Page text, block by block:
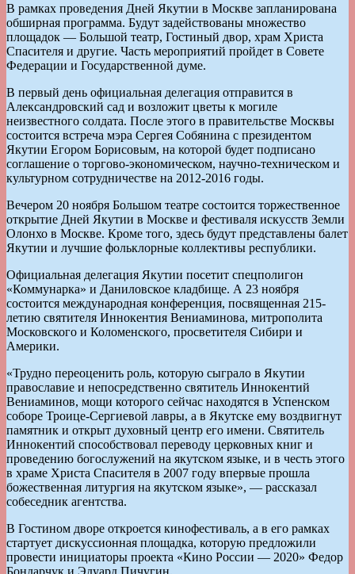
В рамках проведения Дней Якутии в Москве запланирована
обширная программа. Будут задействованы множество
площадок — Большой театр, Гостиный двор, храм Христа
Спасителя и другие. Часть мероприятий пройдет в Совете
Федерации и Государственной думе.
В первый день официальная делегация отправится в
Александровский сад и возложит цветы к могиле
неизвестного солдата. После этого в правительстве Москвы
состоится встреча мэра Сергея Собянина с президентом
Якутии Егором Борисовым, на которой будет подписано
соглашение о торгово-экономическом, научно-техническом и
культурном сотрудничестве на 2012-2016 годы.
Вечером 20 ноября Большом театре состоится торжественное
открытие Дней Якутии в Москве и фестиваля искусств Земли
Олонхо в Москве. Кроме того, здесь будут представлены балет
Якутии и лучшие фольклорные коллективы республики.
Официальная делегация Якутии посетит спецполигон
«Коммунарка» и Даниловское кладбище. А 23 ноября
состоится международная конференция, посвященная 215-
летию святителя Иннокентия Вениаминова, митрополита
Московского и Коломенского, просветителя Сибири и
Америки.
«Трудно переоценить роль, которую сыграло в Якутии
православие и непосредственно святитель Иннокентий
Вениаминов, мощи которого сейчас находятся в Успенском
соборе Троице-Сергиевой лавры, а в Якутске ему воздвигнут
памятник и открыт духовный центр его имени. Святитель
Иннокентий способствовал переводу церковных книг и
проведению богослужений на якутском языке, и в честь этого
в храме Христа Спасителя в 2007 году впервые прошла
божественная литургия на якутском языке», — рассказал
собеседник агентства.
В Гостином дворе откроется кинофестиваль, а в его рамках
стартует дискуссионная площадка, которую предложили
провести инициаторы проекта «Кино России — 2020» Федор
Бондарчук и Эдуард Пичугин.